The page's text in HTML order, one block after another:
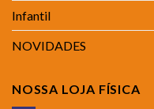
Infantil
NOVIDADES
NOSSA LOJA FÍSICA